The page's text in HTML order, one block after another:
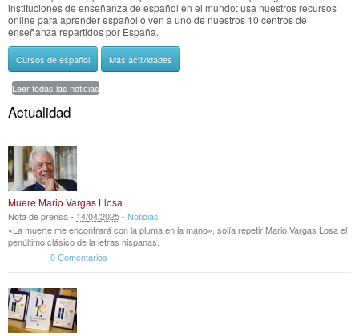
instituciones de enseñanza de español en el mundo: usa nuestros recursos
online para aprender español o ven a uno de nuestros 10 centros de
enseñanza repartidos por España.
Cursos de español Más actividades
Leer todas las noticias
Actualidad
Muere Mario Vargas Llosa
Nota de prensa - 14/04/2025- Noticias
«La muerte me encontrará con la pluma en la mano», solía repetir Mario Vargas Losa el
penúltimo clásico de la letras hispanas.
0 Comentarios